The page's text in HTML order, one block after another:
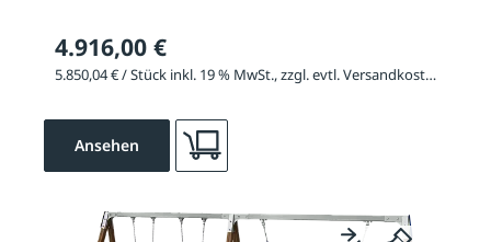
4.916,00 €
5.850,04 € / Stück inkl. 19 % MwSt., zzgl. evtl. Versandkosten
Ansehen